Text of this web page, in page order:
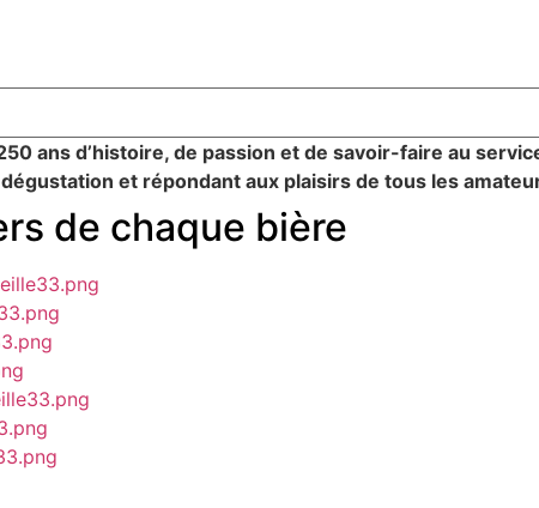
ans d’histoire, de passion et de savoir-faire au
et répondant aux plaisirs de tous les
de chaque bière